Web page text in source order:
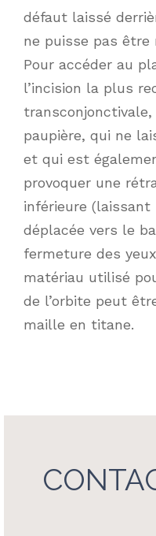
défaut laissé
ne puisse pas être
Pour accéder au
l’incision la plus
transconjonctivale,
paupière, qui ne
et qui est
provoquer une
inférieure (laissant
déplacée vers le
fermeture des
matériau utilisé
de l’orbite peut
maille en titane.